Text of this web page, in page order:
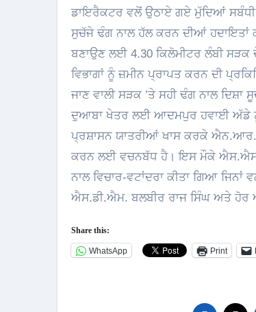
ਡਾਇਰੈਕਟਰ ਵਲੋਂ ਉਠਾਏ ਗਏ ਮੁੱਦਿਆਂ
ਸੁਚੱਜੇ ਢੰਗ ਨਾਲ ਹੱਲ ਕਰਨ ਦੀਆਂ
ਬਣਾਉਣ ਲਈ 4.30 ਕਿਲੋਮੀਟਰ ਲੰਬੀ
ਵਿਭਾਗਾਂ ਨੂੰ ਜ਼ਮੀਨ ਪ੍ਰਾਪਤ ਕਰਨ ਦੀ
ਜਾਣ ਵਾਲੀ ਸੜਕ ’ਤੇ ਸਹੀ ਢੰਗ ਨਾਲ
ਦੁਆਬਾ ਖੇਤਰ ਲਈ ਆਦਮਪੁਰ ਹਵਾਈ ਅੱਡੇ ਨੂੰ
ਪ੍ਰਸ਼ਾਸਨ ਯਾਤਰੀਆਂ ਖਾਸ ਕਰਕੇ
ਕਰਨ ਲਈ ਵਚਨਬੱਧ ਹੈ। ਇਸ ਮੌਕੇ
ਨਾਲ ਵਿਚਾਰ-ਵਟਾਂਦਰਾ ਕੀਤਾ ਗਿਆ
ਐਸ.ਡੀ.ਐਮ. ਬਲਬੀਰ ਰਾਜ ਸਿੰਘ ਅਤੇ ਹੋਰ
Share this:
WhatsApp Print